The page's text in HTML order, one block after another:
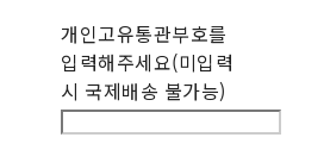
개인고유통관부호를
입력해주세요(미입력
시 국제배송 불가능)